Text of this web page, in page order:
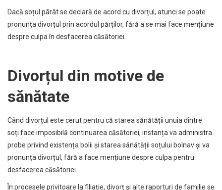
Dacă soțul pârât se declară de acord cu divorțul, atunci se poate
pronunța divorțul prin acordul părților, fără a se mai face mențiune
despre culpa în desfacerea căsătoriei.
Divorțul din motive de
sănătate
Când divorțul este cerut pentru că starea sănătății unuia dintre
soți face imposibilă continuarea căsătoriei, instanța va administra
probe privind existența bolii și starea sănătății soțului bolnav și va
pronunța divorțul, fără a face mențiune despre culpa pentru
desfacerea căsătoriei.
În procesele privitoare la filiație, divorț și alte raporturi de familie se